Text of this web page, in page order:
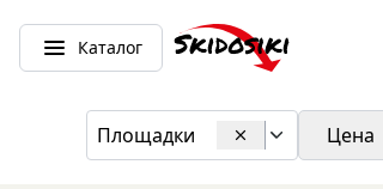
Каталог
Площадки Цена